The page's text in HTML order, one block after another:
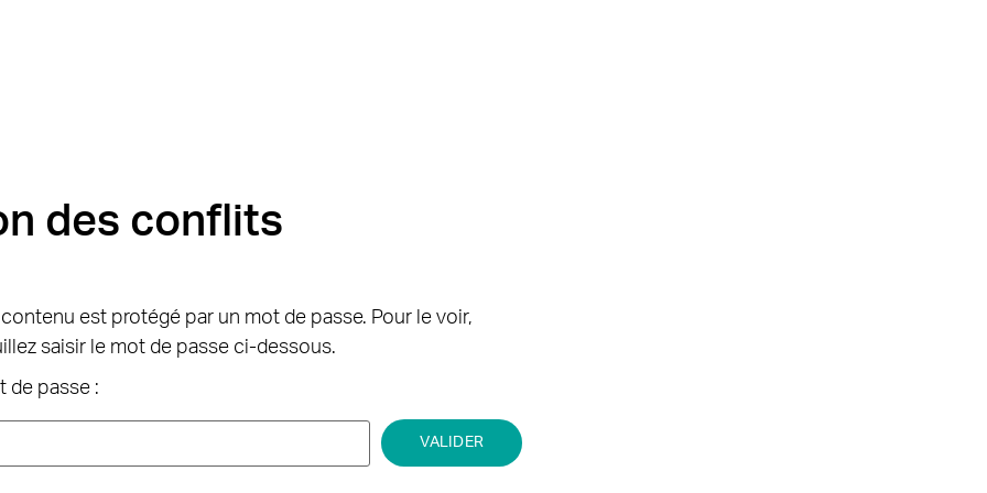
des conflits
est protégé par un mot de passe. Pour le voir,
saisir le mot de passe ci-dessous.
de passe :